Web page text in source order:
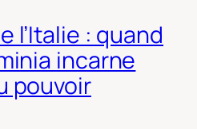
l’Italie : quand
incarne
pouvoir